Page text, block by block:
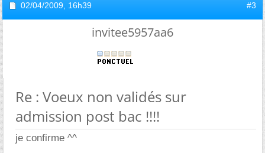
02/04/2009, 16h39 #3
invitee5957aa6
Re : Voeux non validés sur
admission post bac !!!!
je confirme ^^